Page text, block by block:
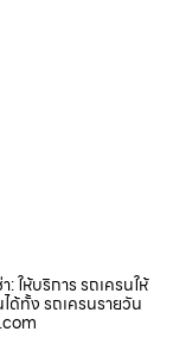
ให้บริการ รถเครนให้
ได้ทั้ง รถเครนรายวัน